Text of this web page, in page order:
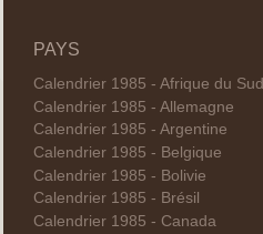
PAYS
Calendrier 1985 - Afrique du Sud
Calendrier 1985 - Allemagne
Calendrier 1985 - Argentine
Calendrier 1985 - Belgique
Calendrier 1985 - Bolivie
Calendrier 1985 - Brésil
Calendrier 1985 - Canada